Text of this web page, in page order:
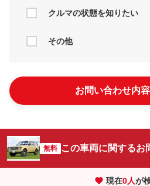
クルマの状態を知りたい
その他
お問い合わせ内
無料 この車両に関するお
現在0人が